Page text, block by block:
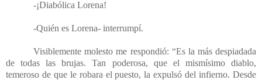
-¡Diabólica Lorena!
-Quién es Lorena- interrumpí.
Visiblemente molesto me respondió: “Es la más despiadada
de todas las brujas. Tan poderosa, que el mismísimo diablo,
temeroso de que le robara el puesto, la expulsó del infierno. Desde